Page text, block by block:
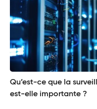
Qu’est-ce que la
est-elle importante ?